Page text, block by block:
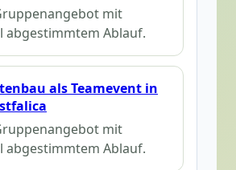
mit
abgestimmtem Ablauf.
als Teamevent in
mit
abgestimmtem Ablauf.